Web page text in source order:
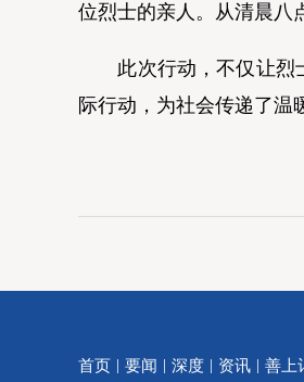
位烈士的亲人。从清晨八
此次行动，不仅让烈士
际行动，为社会传递了温
首页 | 要闻 | 深度 | 资讯 | 善上